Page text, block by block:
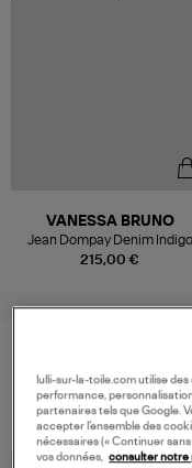
215,00 €
VANESSA BRUNO
Jean Dompay Denim Indigo
Clair
VOS DERNIERS
lulli-sur-la-toile.com utilise
performance,
partenaires tels que Google.
accepter l’ensemble des
nécessaires (« Continuer
vos données,
consulter notre